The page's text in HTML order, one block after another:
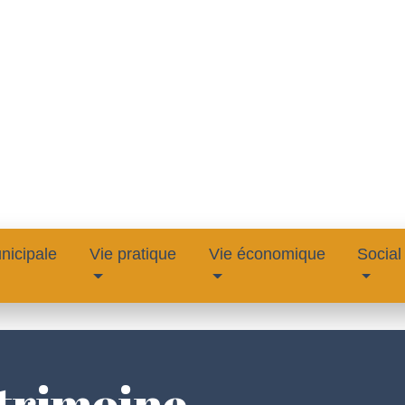
Vie pratique Vie économique